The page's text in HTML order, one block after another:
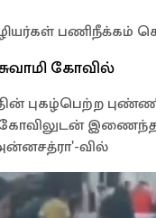
பணிநீக்கம்
கோவில்
புகழ்பெற்ற
வில்